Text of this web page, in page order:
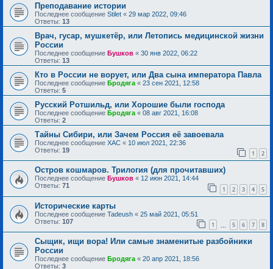
Преподавание истории
Последнее сообщение Stilet « 29 мар 2022, 09:46
Ответы: 13
Врач, гусар, мушкетёр, или Летопись медицинской жизни
России
Последнее сообщение Бушков « 30 янв 2022, 06:22
Ответы: 13
Кто в России не ворует, или Два сына императора Павла
Последнее сообщение Бродяга « 23 сен 2021, 12:58
Ответы: 5
Русский Ротшильд, или Хорошие были господа
Последнее сообщение Бродяга « 08 авг 2021, 16:08
Ответы: 2
Тайны Сибири, или Зачем Россия её завоевала
Последнее сообщение ХАС « 10 июл 2021, 22:36
Ответы: 19 1 2
Остров кошмаров. Трилогия (для прочитавших)
Последнее сообщение Бушков « 12 июн 2021, 14:44
Ответы: 71 1 2 3 4 5
Исторические карты
Последнее сообщение Tadeush « 25 май 2021, 05:51
Ответы: 107 1 5 6 7 8
Сыщик, ищи вора! Или самые знаменитые разбойники
России
Последнее сообщение Бродяга« 20 апр 2021, 18:56
Ответы: 3